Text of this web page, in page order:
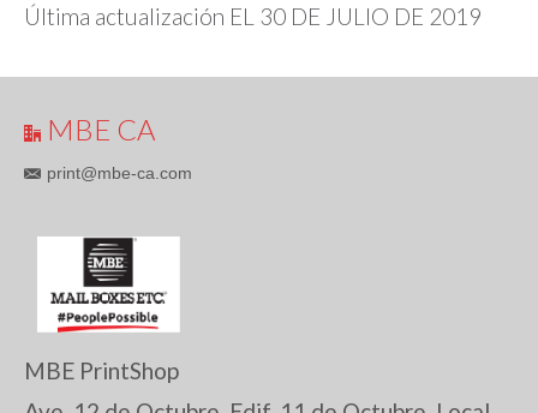
Última actualización EL 30 DE JULIO DE 2019
MBE CA
print@mbe-ca.com
MBE PrintShop